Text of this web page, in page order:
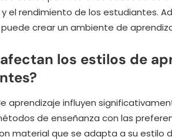
el rendimiento de los estudiantes.
crear un ambiente de
los estilos de
aprendizaje influyen
de enseñanza con las
material que se adapta a su estilo